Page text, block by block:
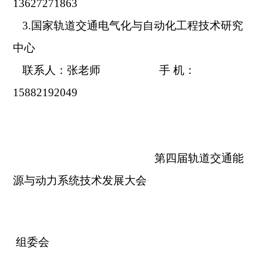
13627271863
3.国家轨道交通电气化与自动化工程技术研究
中心
联系人：张老师 手 机：
15882192049
第四届轨道交通能
源与动力系统技术发展大会
组委会